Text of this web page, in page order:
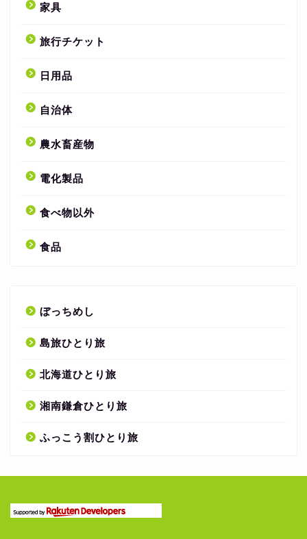
家具
旅行チケット
日用品
自治体
農水畜産物
電化製品
食べ物以外
食品
ぼっちめし
島旅ひとり旅
北海道ひとり旅
湘南鎌倉ひとり旅
ふっこう割ひとり旅